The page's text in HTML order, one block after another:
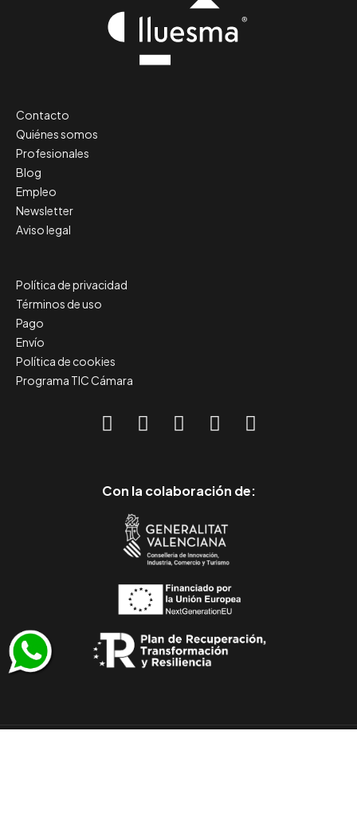
Contacto
Quiénes somos
Profesionales
Blog
Empleo
Newsletter
Aviso legal
Política de privacidad
Términos de uso
Pago
Envío
Política de cookies
Programa TIC Cámara
Con la colaboración de: